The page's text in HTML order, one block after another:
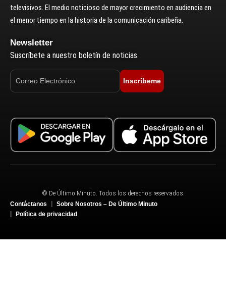
televisivos. El medio noticioso de mayor crecimiento en audiencia en
el menor tiempo en la historia de la comunicación caribeña.
Newsletter
Suscríbete a nuestro boletín de noticias.
Inscríbeme
© De Último Minuto. Todos los derechos reservados.
Contáctanos
Sobre Nosotros – De Último Minuto
Política de privacidad